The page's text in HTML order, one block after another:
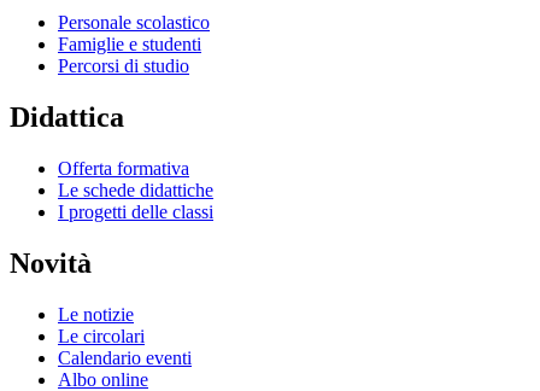
Personale scolastico
Famiglie e studenti
Percorsi di studio
Didattica
Offerta formativa
Le schede didattiche
I progetti delle classi
Novità
Le notizie
Le circolari
Calendario eventi
Albo online